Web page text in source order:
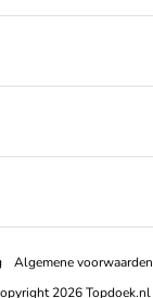
Algemene voorwaarden
2026 Topdoek.nl